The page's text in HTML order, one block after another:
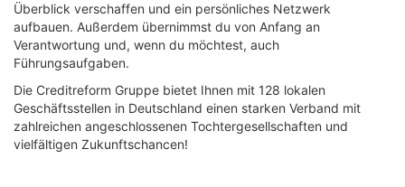
Überblick verschaffen und ein persönliches Netzwerk
aufbauen. Außerdem übernimmst du von Anfang an
Verantwortung und, wenn du möchtest, auch
Führungsaufgaben.
Die Creditreform Gruppe bietet Ihnen mit 128 lokalen
Geschäftsstellen in Deutschland einen starken Verband mit
zahlreichen angeschlossenen Tochtergesellschaften und
vielfältigen Zukunftschancen!